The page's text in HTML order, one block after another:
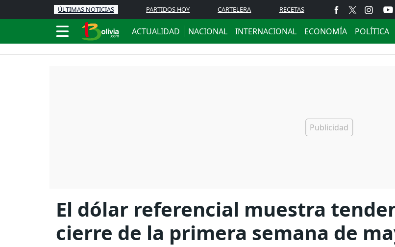
ÚLTIMAS NOTICIAS PARTIDOS HOY CARTELERA RECETAS
ACTUALIDAD NACIONAL INTERNACIONAL ECONOMÍA POLÍTICA
El dólar referencial muestra
cierre de la primera semana de